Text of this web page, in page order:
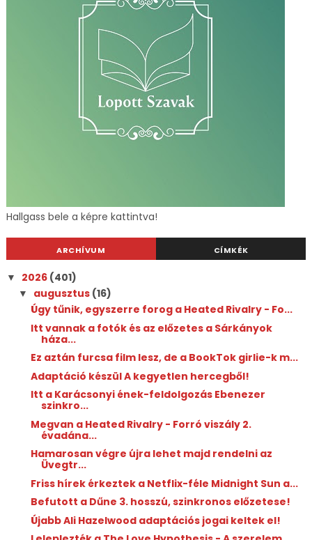
Hallgass bele a képre kattintva!
ARCHÍVUM CÍMKÉK
▼ 2026 (401)
▼ augusztus (16)
Úgy tűnik, egyszerre forog a Heated Rivalry - Fo...
Itt vannak a fotók és az előzetes a Sárkányok
háza...
Ez aztán furcsa film lesz, de a BookTok girlie-k m...
Adaptáció készül A kegyetlen hercegből!
Itt a Karácsonyi ének-feldolgozás Ebenezer
szinkro...
Megvan a Heated Rivalry - Forró viszály 2.
évadána...
Hamarosan végre újra lehet majd rendelni az
Üvegtr...
Friss hírek érkeztek a Netflix-féle Midnight Sun a...
Befutott a Dűne 3. hosszú, szinkronos előzetese!
Újabb Ali Hazelwood adaptációs jogai keltek el!